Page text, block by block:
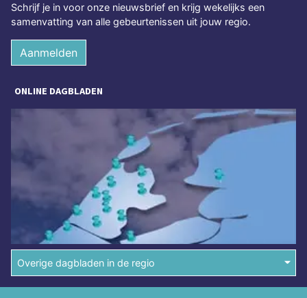
Schrijf je in voor onze nieuwsbrief en krijg wekelijks een
samenvatting van alle gebeurtenissen uit jouw regio.
Aanmelden
ONLINE DAGBLADEN
Overige dagbladen in de regio